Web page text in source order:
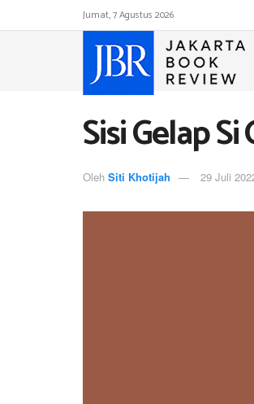
Jumat, 7 Agustus 2026
Sisi Gelap
Oleh Siti Khotijah 29 Juli